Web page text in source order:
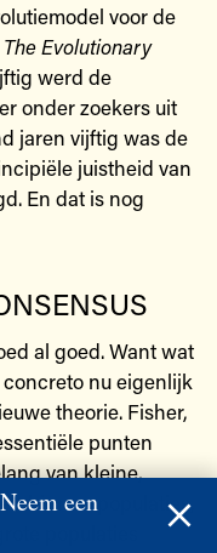
voor de
The Evolutionary
werd de
onder zoekers uit
jaren vijftig was de
juistheid van
En dat is nog
al goed. Want wat
nu eigenlijk
theorie. Fisher,
punten
van kleine,
binnen populaties,
populaties
een